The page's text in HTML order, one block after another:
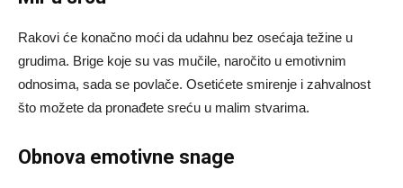
Rakovi će konačno moći da udahnu bez osećaja težine u
grudima. Brige koje su vas mučile, naročito u emotivnim
odnosima, sada se povlače. Osetićete smirenje i zahvalnost
što možete da pronađete sreću u malim stvarima.
Obnova emotivne snage